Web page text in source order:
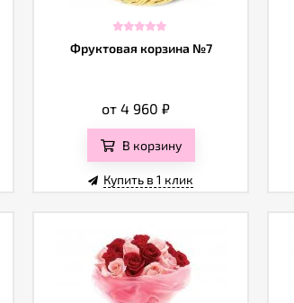
Фруктовая корзина №7
от 4 960 ₽
В корзину
Купить в 1 клик